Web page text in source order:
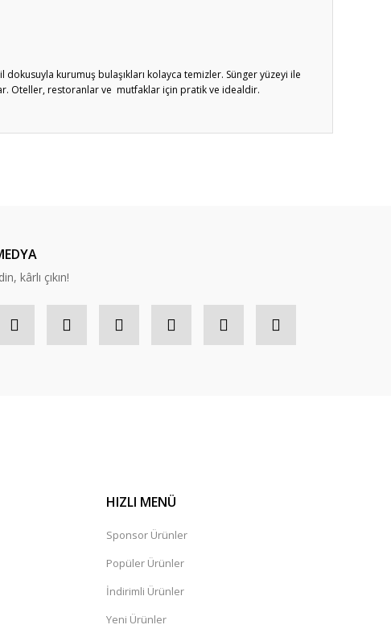
kurumuş bulaşıkları kolayca temizler. Sünger yüzeyi ile
Oteller, restoranlar ve mutfaklar için pratik ve idealdir.
kârlı çıkın!
HIZLI MENÜ
Sponsor Ürünler
Popüler Ürünler
İndirimli Ürünler
Yeni Ürünler